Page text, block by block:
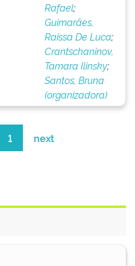
Rafael;
Guimarães,
Raissa De Luca;
Crantschaninov,
Tamara Ilinsky;
Santos, Bruna
(organizadora)
1 next